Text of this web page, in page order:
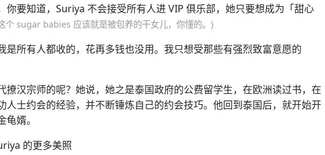
你要知道，Suriya 不会接受所有人进 VIP 俱乐部，她只要想成为「甜心
个 sugar babies 应该就是被包养的干女儿，你懂的。)
是所有人都收的，花再多钱也没用。我只想受那些有强烈致富意愿的
撩汉宗师的呢？她说，她之是泰国政府的公费留学生，在欧洲读过书，在
人士约会的经验，并不断锤炼自己的约会技巧。他回到泰国后，就开始开
婿。
的更多美照